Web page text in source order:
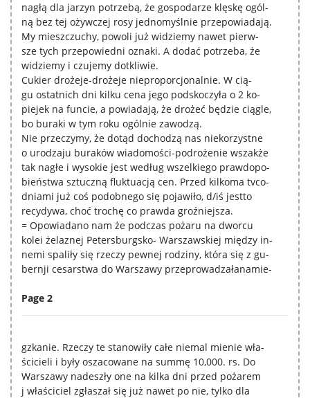
nagłą dla jarzyn potrzebą, że gospodarze klęskę ogól-
ną bez tej ożywczej rosy jednomyślnie przepowiadają.
My mieszczuchy, powoli już widziemy nawet pierw-
sze tych przepowiedni oznaki. A dodać potrzeba, że
widziemy i czujemy dotkliwie.
Cukier drożeje-drożeje nieproporcjonalnie. W cią-
gu ostatnich dni kilku cena jego podskoczyła o 2 ko-
piejek na funcie, a powiadają, że drożeć będzie ciągle,
bo buraki w tym roku ogólnie zawodzą.
Nie przeczymy, że dotąd dochodzą nas niekorzystne
o urodzaju buraków wiadomości-podrożenie wszakże
tak nagłe i wysokie jest według wszelkiego prawdopo-
bieństwa sztuczną fluktuacją cen. Przed kilkoma tvco-
dniami już coś podobnego się pojawiło, d/iś jestto
recydywa, choć trochę co prawda groźniejsza.
= Opowiadano nam że podczas pożaru na dworcu
kolei żelaznej Petersburgsko- Warszawskiej między in-
nemi spaliły się rzeczy pewnej rodziny, która się z gu-
bernji cesarstwa do Warszawy przeprowadzałanamie-
Page 2
gzkanie. Rzeczy te stanowiły całe niemal mienie wła-
ścicieli i były oszacowane na summę 10,000. rs. Do
Warszawy nadeszły one na kilka dni przed pożarem
j właściciel zgłaszał się już nawet po nie, tylko dla